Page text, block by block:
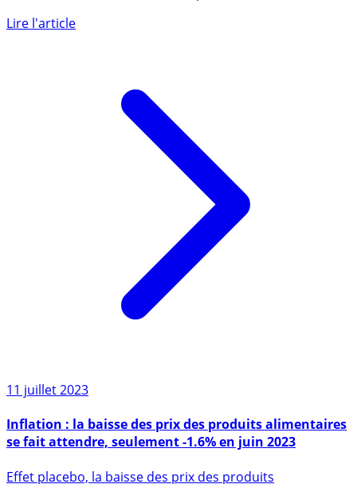
Les carottes sont en hausse de plus de 40 % en 2023 !
11 juillet 2023
se fait attendre, seulement -1.6% en juin 2023